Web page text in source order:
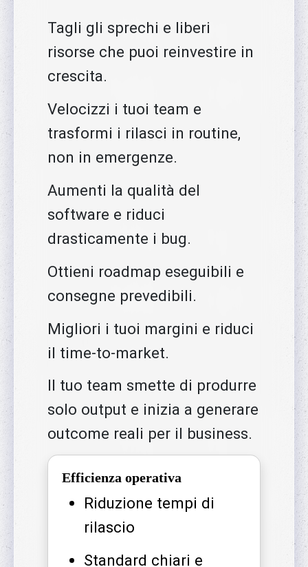
Tagli gli sprechi e liberi
risorse che puoi reinvestire in
crescita.
Velocizzi i tuoi team e
trasformi i rilasci in routine,
non in emergenze.
Aumenti la qualità del
software e riduci
drasticamente i bug.
Ottieni roadmap eseguibili e
consegne prevedibili.
Migliori i tuoi margini e riduci
il time-to-market.
Il tuo team smette di produrre
solo output e inizia a generare
outcome reali per il business.
Efficienza operativa
Riduzione tempi di
rilascio
Standard chiari e